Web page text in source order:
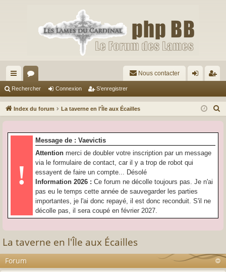
cc
ès
pi
or
u
s
Nous contacter
ne
on
nr
ist
Rechercher Connexion S’enregistrer
Index du forum La taverne en l'Île aux Écailles
!
Message de : Vaevictis
Attention merci de doubler votre inscription par un message
via le formulaire de contact, car il y a trop de robot qui
essayent de faire un compte... Désolé
Information 2026 : Ce forum ne décolle toujours pas. Je n'ai
pas eu le temps cette année de sauvegarder les parties
importantes, je l'ai donc repayé, il est donc reconduit. S'il ne
décolle pas, il sera coupé en février 2027.
La taverne en l'Île aux Écailles
Forum